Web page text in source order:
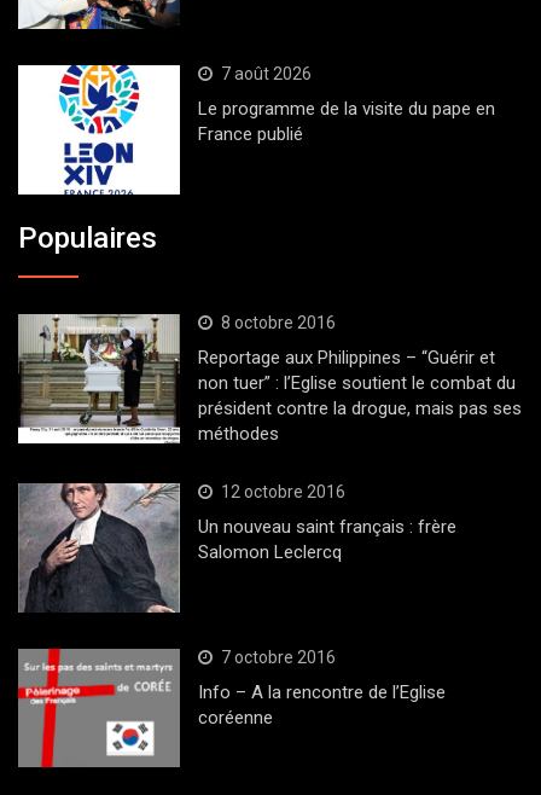
7 août 2026
Le programme de la visite du pape en
France publié
Populaires
8 octobre 2016
Reportage aux Philippines – “Guérir et
non tuer” : l’Eglise soutient le combat du
président contre la drogue, mais pas ses
méthodes
12 octobre 2016
Un nouveau saint français : frère
Salomon Leclercq
7 octobre 2016
Info – A la rencontre de l’Eglise
coréenne